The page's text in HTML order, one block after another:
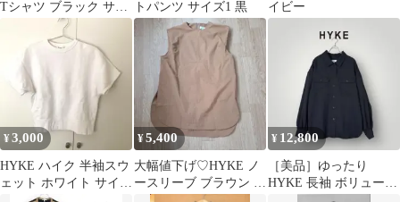
Tシャツ ブラック サイ
トパンツ サイズ1 黒
イビー
¥3,000
HYKE ハイク 半袖スウ
ェット ホワイト サイズ
¥5,400
大幅値下げ♡HYKE ノ
ースリーブ ブラウン サ
¥ 12,800
［美品］ゆったり
HYKE 長袖 ボリューム